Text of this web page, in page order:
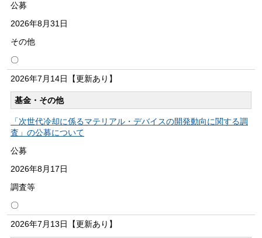
公募
2026年8月31日
その他
〇
2026年7月14日 【更新あり】
基金・その他
「次世代冷却に係るマテリアル・デバイスの開発動向に関する調
査」の公募について
公募
2026年8月17日
調査等
〇
2026年7月13日 【更新あり】